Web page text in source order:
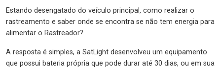
Estando desengatado do veículo principal, como realizar o
rastreamento e saber onde se encontra se não tem energia para
alimentar o Rastreador?
A resposta é simples, a SatLight desenvolveu um equipamento
que possui bateria própria que pode durar até 30 dias, ou em sua